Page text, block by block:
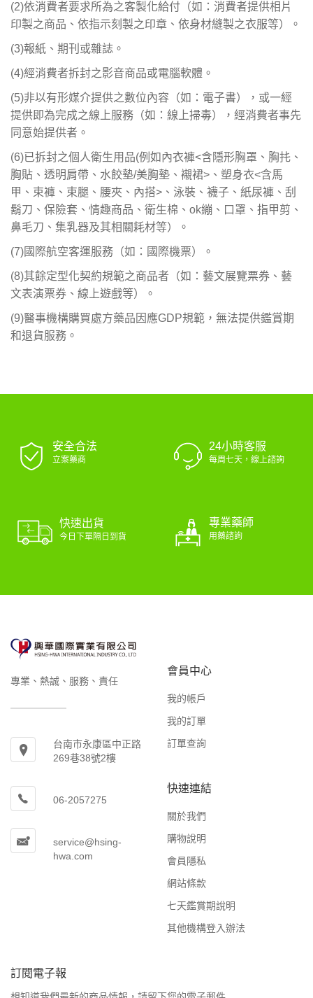
(2)依消費者要求所為之客製化給付（如：消費者提供相片
印製之商品、依指示刻製之印章、依身材縫製之衣服等）。
(3)報紙、期刊或雜誌。
(4)經消費者拆封之影音商品或電腦軟體。
(5)非以有形媒介提供之數位內容（如：電子書），或一經
提供即為完成之線上服務（如：線上掃毒），經消費者事先
同意始提供者。
(6)已拆封之個人衛生用品(例如內衣褲<含隱形胸罩、胸扥、
胸貼、透明肩帶、水餃墊/美胸墊、襯裙>、塑身衣<含馬
甲、束褲、束腿、腰夾、內搭>、泳裝、襪子、紙尿褲、刮
鬍刀、保險套、情趣商品、衛生棉、ok繃、口罩、指甲剪、
鼻毛刀、集乳器及其相關耗材等）。
(7)國際航空客運服務（如：國際機票）。
(8)其餘定型化契約規範之商品者（如：藝文展覽票券、藝
文表演票券、線上遊戲等）。
(9)醫事機構購買處方藥品因應GDP規範 ， 無法提供鑑賞期
和退貨服務。
安全合法
立案藥商
24小時客服
每周七天，線上諮詢
快速出貨
今日下單隔日到貨
專業藥師
用藥諮詢
專業、熱誠、服務、責任
台南市永康區中正路
269巷38號2樓
06-2057275
service@hsing-
hwa.com
會員中心
我的帳戶
我的訂單
訂單查詢
快速連結
關於我們
購物說明
會員隱私
網站條款
七天鑑賞期說明
其他機構登入辦法
訂閱電子報